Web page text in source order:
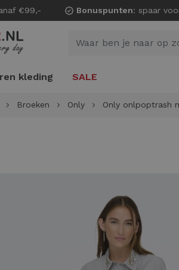
€99,- Bonuspunten: spaar
kleding SALE
Broeken Only Only onlpoptrash